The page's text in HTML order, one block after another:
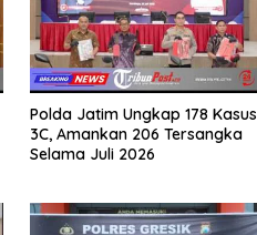
Polda Jatim Ungkap 178 Kasus
3C, Amankan 206 Tersangka
Selama Juli 2026